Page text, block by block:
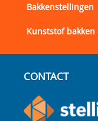
Bakkenstellingen
Kunststof bakken
CONTACT